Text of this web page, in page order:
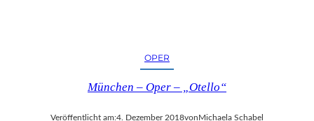
OPER
München – Oper – „Otello“
Veröffentlicht am:4. Dezember 2018vonMichaela Schabel